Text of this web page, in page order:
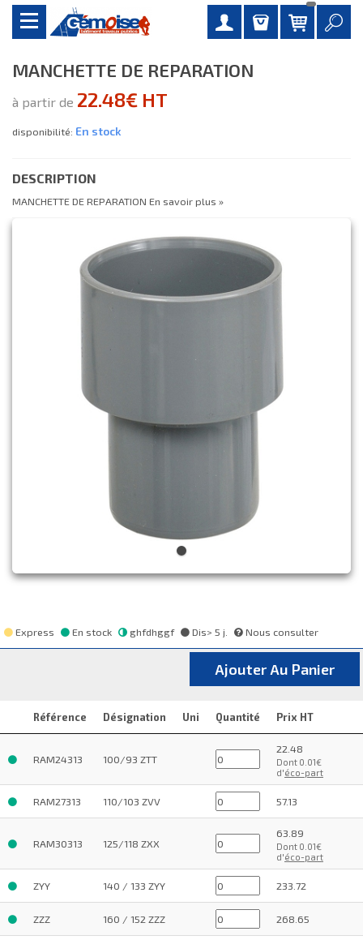
MANCHETTE DE REPARATION
à partir de 22.48€ HT
disponibilité: En stock
DESCRIPTION
MANCHETTE DE REPARATION En savoir plus »
Express En stock ghfdhggf Dis> 5 j. Nous consulter
Ajouter Au Panier
Référence Désignation Uni Quantité Prix HT
RAM24313 100/93 ZTT
22.48
Dont 0.01€
d'éco-part
RAM27313 110/103 ZVV 57.13
RAM30313 125/118 ZXX
63.89
Dont 0.01€
d'éco-part
ZYY 140 / 133 ZYY 233.72
ZZZ 160 / 152 ZZZ 268.65